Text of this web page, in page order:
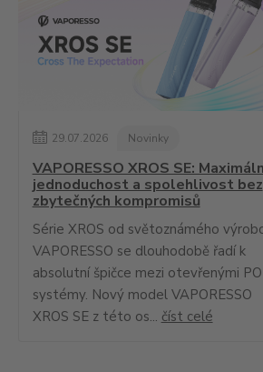
29.07.2026 Novinky
VAPORESSO XROS SE:
jednoduchost a spolehlivost bez
zbytečných kompromisů
Série XROS od světoznámého
VAPORESSO se dlouhodobě řadí k
absolutní špičce mezi otevřenými
systémy. Nový model VAPORESSO
XROS SE z této os... číst celé